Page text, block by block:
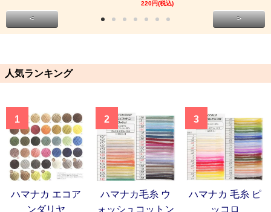
220円(税込)
< >
人気ランキング
1
ハマナカ エコア
ンダリヤ
2
ハマナカ毛糸 ウ
ォッシュコットン
3
ハマナカ 毛糸 ピ
ッコロ